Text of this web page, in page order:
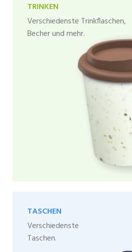
TRINKEN
Verschiedenste Trinkflaschen,
Becher und mehr.
TASCHEN
Verschiedenste
Taschen.